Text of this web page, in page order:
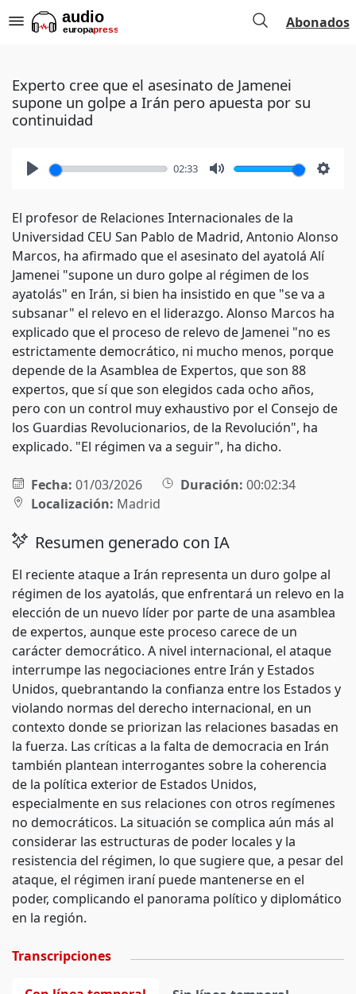
Abonados
Experto cree que el asesinato de Jamenei
supone un golpe a Irán pero apuesta por su
continuidad
02:33
El profesor de Relaciones Internacionales de la
Universidad CEU San Pablo de Madrid, Antonio Alonso
Marcos, ha afirmado que el asesinato del ayatolá Alí
Jamenei "supone un duro golpe al régimen de los
ayatolás" en Irán, si bien ha insistido en que "se va a
subsanar" el relevo en el liderazgo. Alonso Marcos ha
explicado que el proceso de relevo de Jamenei "no es
estrictamente democrático, ni mucho menos, porque
depende de la Asamblea de Expertos, que son 88
expertos, que sí que son elegidos cada ocho años,
pero con un control muy exhaustivo por el Consejo de
los Guardias Revolucionarios, de la Revolución", ha
explicado. "El régimen va a seguir", ha dicho.
Fecha: 01/03/2026 Duración: 00:02:34
Localización: Madrid
Resumen generado con IA
El reciente ataque a Irán representa un duro golpe al
régimen de los ayatolás, que enfrentará un relevo en la
elección de un nuevo líder por parte de una asamblea
de expertos, aunque este proceso carece de un
carácter democrático. A nivel internacional, el ataque
interrumpe las negociaciones entre Irán y Estados
Unidos, quebrantando la confianza entre los Estados y
violando normas del derecho internacional, en un
contexto donde se priorizan las relaciones basadas en
la fuerza. Las críticas a la falta de democracia en Irán
también plantean interrogantes sobre la coherencia
de la política exterior de Estados Unidos,
especialmente en sus relaciones con otros regímenes
no democráticos. La situación se complica aún más al
considerar las estructuras de poder locales y la
resistencia del régimen, lo que sugiere que, a pesar del
ataque, el régimen iraní puede mantenerse en el
poder, complicando el panorama político y diplomático
en la región.
Transcripciones